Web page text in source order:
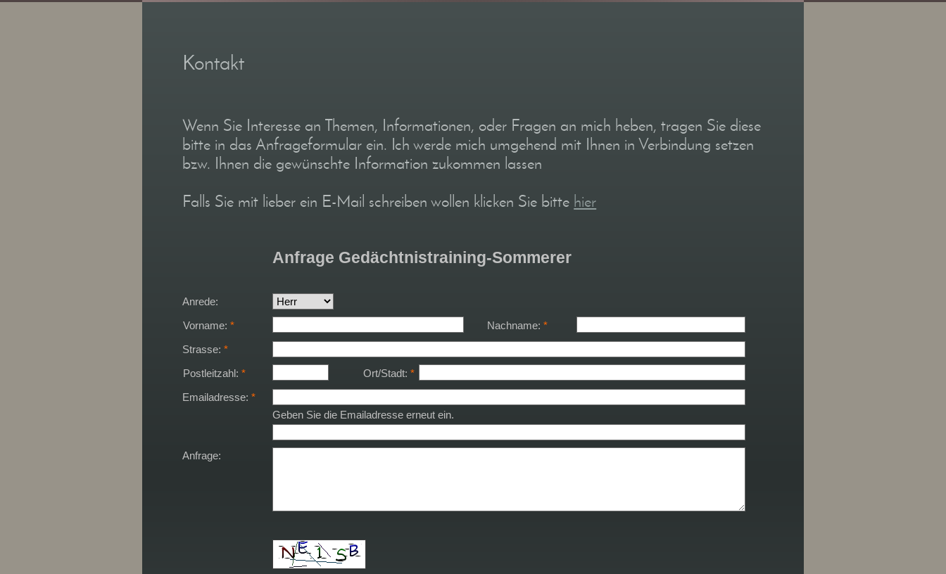
Kontakt
Wenn Sie Interesse an Themen, Informationen, oder Fragen an mich heben, tragen Sie diese
bitte in das Anfrageformular ein. Ich werde mich umgehend mit Ihnen in Verbindung setzen
bzw. Ihnen die gewünschte Information zukommen lassen
Falls Sie mit lieber ein E-Mail schreiben wollen klicken Sie bitte hier